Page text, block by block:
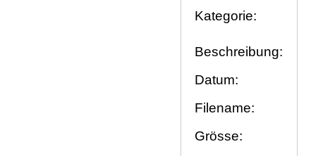
Kategorie:
Beschreibung:
Datum:
Filename:
Grösse: